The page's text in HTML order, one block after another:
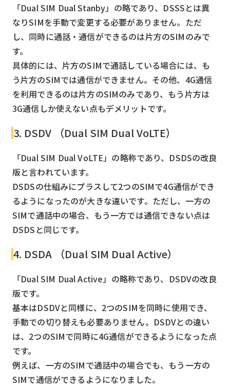
「Dual SIM Dual Stanby」の略であり、DSSSとは異
なりSIMを手動で変更する必要がありません。ただ
し、同時に通話・通信ができるのは片方のSIMのみで
す。
具体的には、片方のSIMで通話している場合には、も
う片方のSIMでは通信ができません。その他、4G通信
を利用できるのは片方のSIMのみであり、もう片方は
3G通信しか使えない点もデメリットです。
3. DSDV （Dual SIM Dual VoLTE）
「Dual SIM Dual VoLTE」の略称であり、DSDSの改良
版と言われています。
DSDSの仕組みにプラスして2つのSIMで4G通信ができ
るようになったのが大きな違いです。ただし、一方の
SIMで通話中の場合、もう一方では通信できない点は
DSDSと同じです。
4. DSDA （Dual SIM Dual Active）
「Dual SIM Dual Active」の略称であり、DSDVの改良
版です。
基本はDSDVと同様に、2つのSIMを同時に使用でき、
手動での切り替えも必要ありません。DSDVとの違い
は、2つのSIMで同時に4G通信ができるようになった点
です。
例えば、一方のSIMで通話中の場合でも、もう一方の
SIMで通信ができるようになりました。